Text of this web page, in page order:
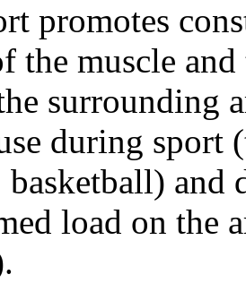
promotes
the muscle
surrounding
during sport
and
load on the